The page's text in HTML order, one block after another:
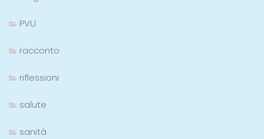
PVU
racconto
riflessioni
salute
sanità